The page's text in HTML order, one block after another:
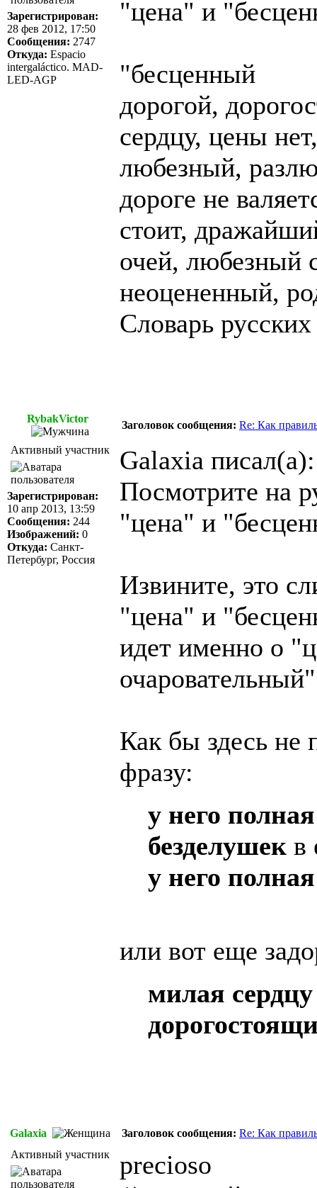
Зарегистрирован:
28 фев 2012, 17:50
Сообщения: 2747
Откуда: Espacio
intergaláctico. MAD-
LED-AGP
"цена" и
"бесценный
дорогой,
сердцу, цены
любезный,
дороге не
стоит,
очей, любезный
неоцененный,
Словарь
RybakVictor
Заголовок сообщения: Re: Как
Активный участник
Зарегистрирован:
10 апр 2013, 13:59
Сообщения: 244
Изображений: 0
Откуда: Санкт-
Петербург, Россия
Galaxia писал(а):
Посмотрите на
"цена" и
Извините, это
"цена" и
идет именно о
Как бы здесь не
фразу:
у него
безделушек в
у него
или вот еще
милая
Galaxia Заголовок сообщения: Re: Как
Активный участник
precioso